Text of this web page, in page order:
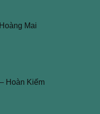
Mai
Hoàn Kiếm